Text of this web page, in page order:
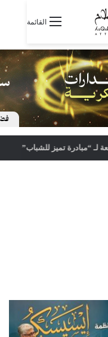
القائمة
لـ “مبادرة تميز للشباب”